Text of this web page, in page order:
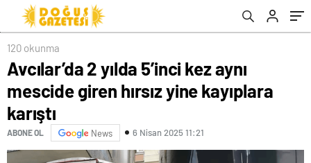
120 okunma
Avcılar’da 2 yılda 5’inci kez aynı
mescide giren hırsız yine kayıplara
karıştı
ABONE OL News 6 Nisan 2025 11:21